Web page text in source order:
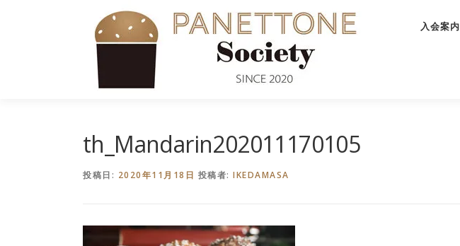
入会案内
th_Mandarin202011170105
投稿日: 2020年11月18日 投稿者: IKEDAMASA